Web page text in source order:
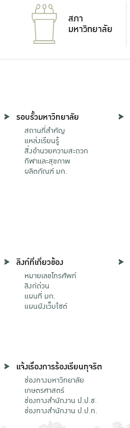
สภา
มหาวิทยาลัย
รอบรั้วมหาวิทยาลัย
สถานที่สำคัญ
แหล่งเรียนรู้
สิ่งอำนวยความสะดวก
กีฬาและสุขภาพ
ผลิตภัณฑ์ มก.
ลิงก์ที่เกี่ยวข้อง
หมายเลขโทรศัพท์
ลิงก์ด่วน
แผนที่ มก.
แผนผังเว็บไซต์
แจ้งเรื่องการร้องเรียนทุจริต
ช่องทางมหาวิทยาลัย
เกษตรศาสตร์
ช่องทางสำนักงาน ป.ป.ช.
ช่องทางสำนักงาน ป.ป.ท.